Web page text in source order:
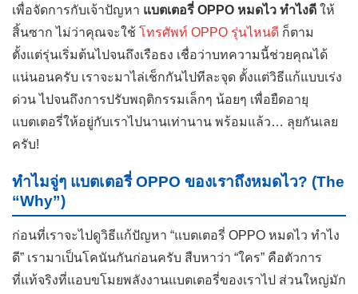
เพื่อจัดการกับเจ้าปัญหา แบตเตอรี่ OPPO หมดไว ทำไงดี ให้
สิ้นซาก ไม่ว่าคุณจะใช้ โทรศัพท์ OPPO รุ่นไหนดี ก็ตาม
ตั้งแต่รุ่นเริ่มต้นไปจนถึงเรือธง เชื่อว่าบทความนี้ช่วยคุณได้
แน่นอนครับ เราจะมาไล่เช็กกันไปทีละจุด ตั้งแต่วิธีแก้แบบเร่ง
ด่วน ไปจนถึงการปรับพฤติกรรมเล็กๆ น้อยๆ เพื่อยืดอายุ
แบตเตอรี่ให้อยู่กับเราไปนานเท่านาน พร้อมแล้ว… ลุยกันเลย
ครับ!
ทำไมจู่ๆ แบตเตอรี่ OPPO ของเราถึงหมดไว? (The
“Why”)
ก่อนที่เราจะไปดูวิธีแก้ปัญหา “แบตเตอรี่ OPPO หมดไว ทำไง
ดี” เรามาเป็นโคนันกันก่อนครับ สืบหาว่า “ใคร” คือตัวการ
ที่แท้จริงที่แอบขโมยพลังงานแบตเตอรี่ของเราไป ส่วนใหญ่มัก